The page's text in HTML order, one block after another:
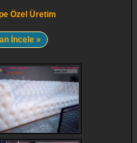
Özel Üretim
İncele »